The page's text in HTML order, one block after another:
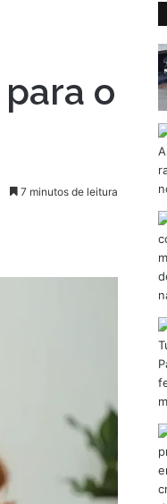
o
7 minutos de leitura